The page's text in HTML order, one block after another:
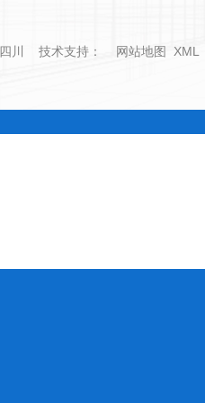
四川 技术支持： 网站地图 XML